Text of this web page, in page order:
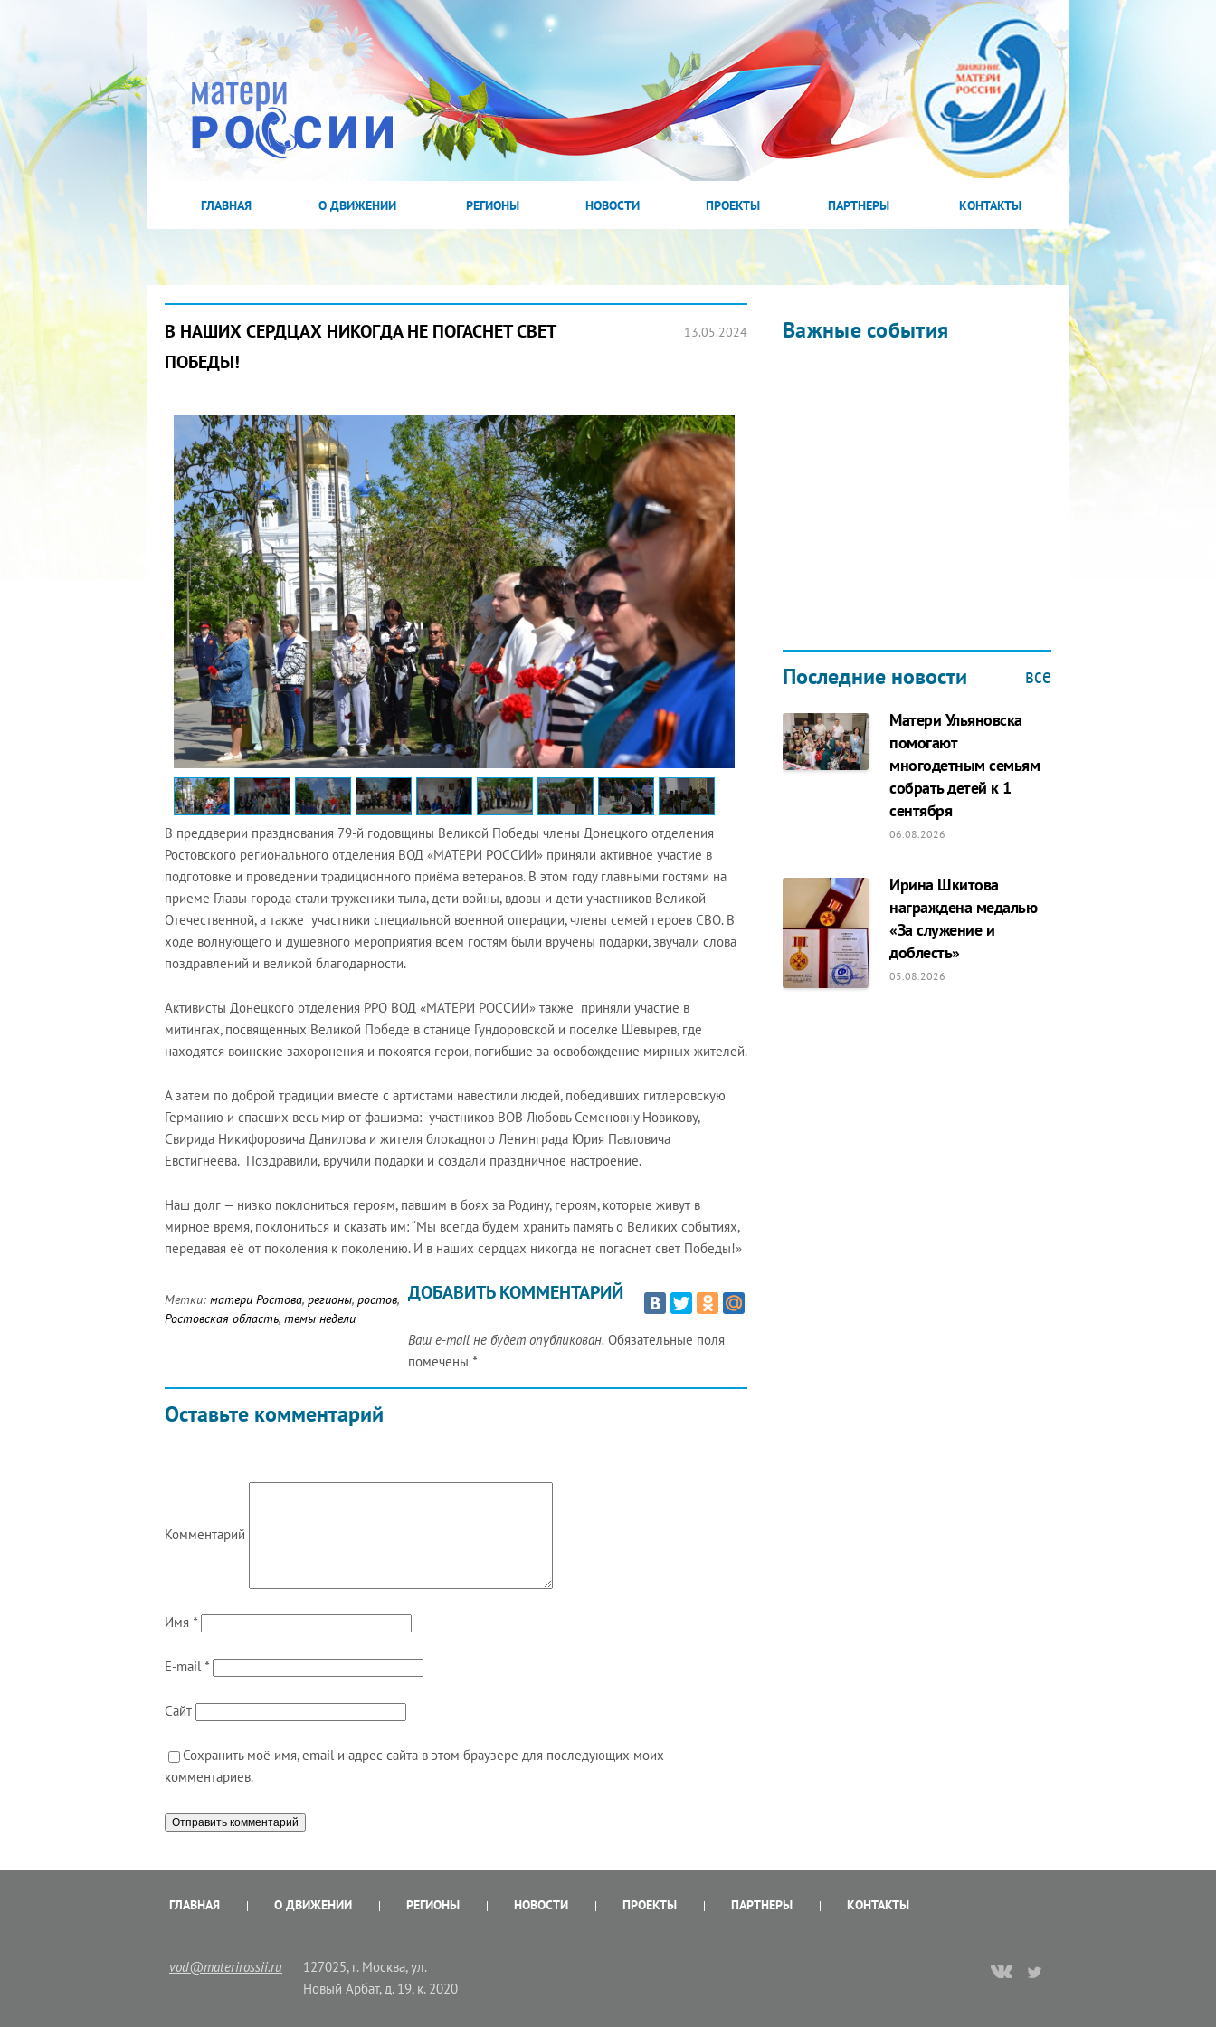
ГЛАВНАЯ О ДВИЖЕНИИ РЕГИОНЫ НОВОСТИ ПРОЕКТЫ ПАРТНЕРЫ КОНТАКТЫ
В НАШИХ СЕРДЦАХ НИКОГДА НЕ ПОГАСНЕТ СВЕТ
ПОБЕДЫ!
13.05.2024
В преддверии празднования 79-й годовщины Великой Победы члены Донецкого отделения
Ростовского регионального отделения ВОД «МАТЕРИ РОССИИ» приняли активное участие в
подготовке и проведении традиционного приёма ветеранов. В этом году главными гостями на
приеме Главы города стали труженики тыла, дети войны, вдовы и дети участников Великой
Отечественной, а также участники специальной военной операции, члены семей героев СВО. В
ходе волнующего и душевного мероприятия всем гостям были вручены подарки, звучали слова
поздравлений и великой благодарности.
Активисты Донецкого отделения РРО ВОД «МАТЕРИ РОССИИ» также приняли участие в
митингах, посвященных Великой Победе в станице Гундоровской и поселке Шевырев, где
находятся воинские захоронения и покоятся герои, погибшие за освобождение мирных жителей.
А затем по доброй традиции вместе с артистами навестили людей, победивших гитлеровскую
Германию и спасших весь мир от фашизма: участников ВОВ Любовь Семеновну Новикову,
Свирида Никифоровича Данилова и жителя блокадного Ленинграда Юрия Павловича
Евстигнеева. Поздравили, вручили подарки и создали праздничное настроение.
Наш долг — низко поклониться героям, павшим в боях за Родину, героям, которые живут в
мирное время, поклониться и сказать им: “Мы всегда будем хранить память о Великих событиях,
передавая её от поколения к поколению. И в наших сердцах никогда не погаснет свет Победы!»
Метки: матери Ростова, регионы, ростов,
Ростовская область, темы недели
Оставьте комментарий
ДОБАВИТЬ КОММЕНТАРИЙ
Ваш e-mail не будет опубликован. Обязательные поля
помечены *
Комментарий
Имя *
E-mail *
Сайт
Сохранить моё имя, email и адрес сайта в этом браузере для последующих моих
комментариев.
Важные события
2022 ГОД ПРОВОЗГЛАШЕН ГОДОМ
МАТЕРИ В ЯКУТИИ
19.12.2021
Последние новости все
Матери Ульяновска
помогают
многодетным семьям
собрать детей к 1
сентября
06.08.2026
Ирина Шкитова
награждена медалью
«За служение и
доблесть»
05.08.2026
ГЛАВНАЯ О ДВИЖЕНИИ РЕГИОНЫ НОВОСТИ ПРОЕКТЫ ПАРТНЕРЫ КОНТАКТЫ
vod@materirossii.ru
127025, г. Москва, ул.
Новый Арбат, д. 19, к. 2020